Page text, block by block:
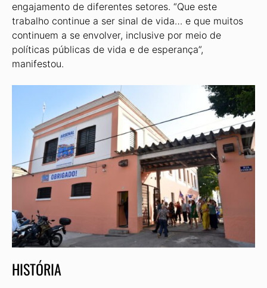
engajamento de diferentes setores. “Que este
trabalho continue a ser sinal de vida… e que muitos
continuem a se envolver, inclusive por meio de
políticas públicas de vida e de esperança”,
manifestou.
HISTÓRIA